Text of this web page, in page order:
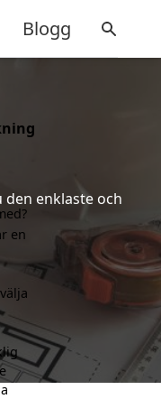
Blogg
enklaste och
en